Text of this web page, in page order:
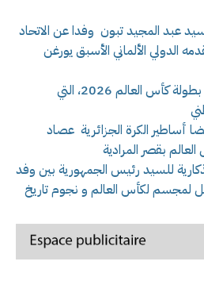
عبد المجيد تبون وفدا عن الاتحاد
الدولي الألماني الأسبق يورغن
الوفد كان حاملا معه مجسم بطولة كأس العالم 2026، التي
أساطير الكرة الجزائرية عصاد
بقصر المرادية
للسيد رئيس الجمهورية بين وفد
لمجسم لكأس العالم و نجوم تاريخ